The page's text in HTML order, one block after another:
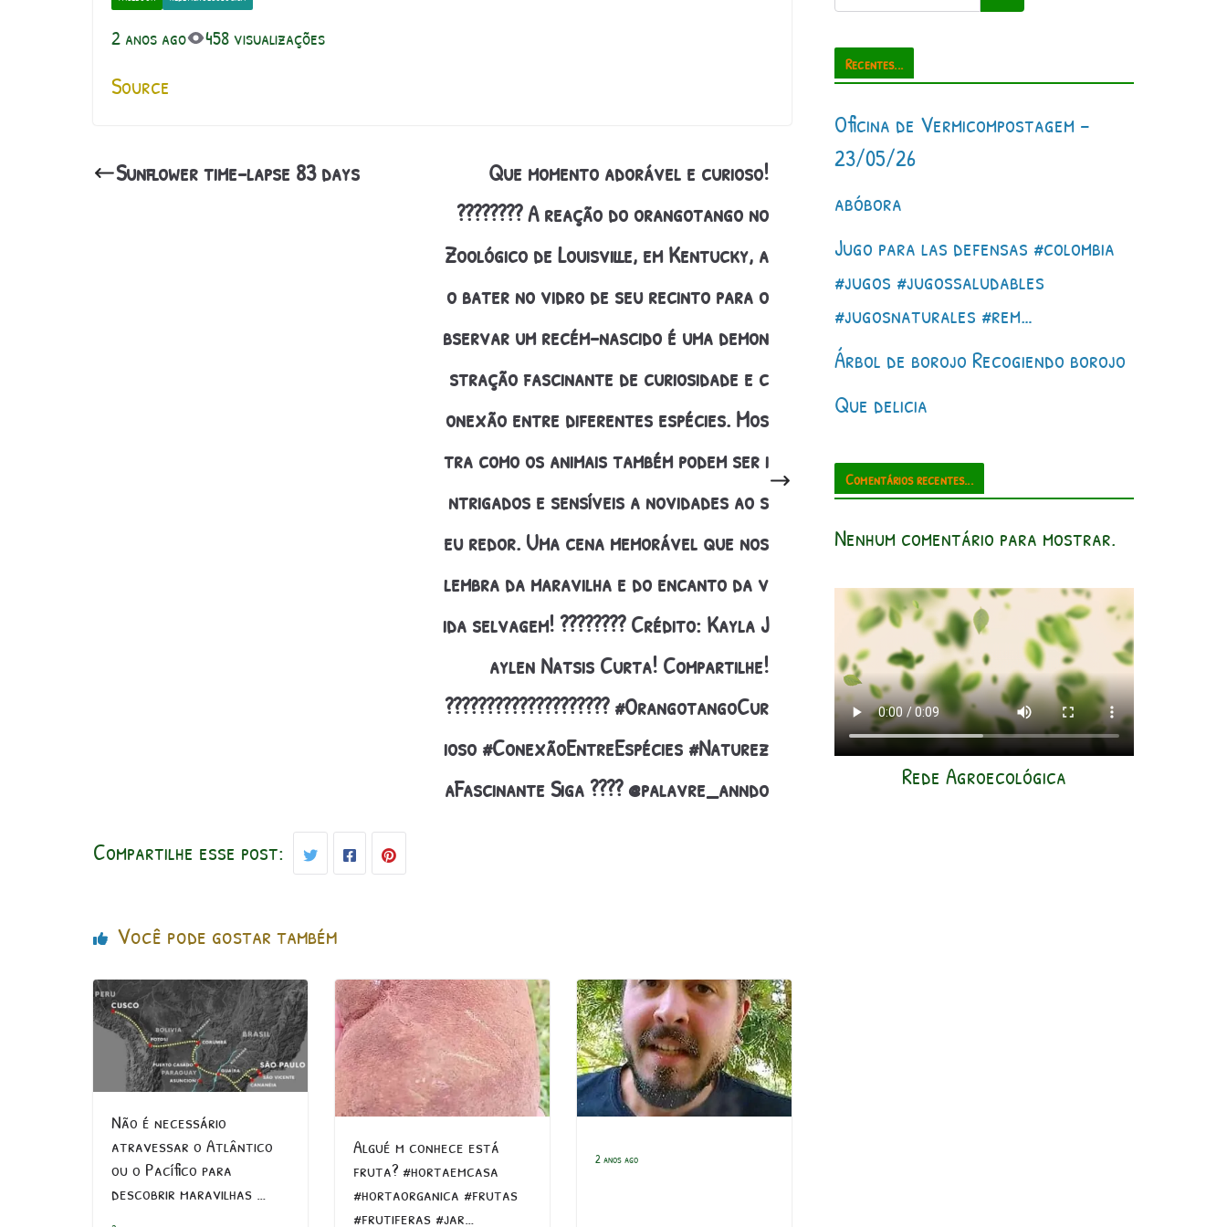
2 anos ago 458 visualizações
Source
Sunflower time-lapse 83 days
Que momento adorável e curioso!
???????? A reação do orangotango no
Zoológico de Louisville, em Kentucky, a
o bater no vidro de seu recinto para o
bservar um recém-nascido é uma demon
stração fascinante de curiosidade e c
onexão entre diferentes espécies. Mos
tra como os animais também podem ser i
ntrigados e sensíveis a novidades ao s
eu redor. Uma cena memorável que nos
lembra da maravilha e do encanto da v
ida selvagem! ???????? Crédito: Kayla J
aylen Natsis Curta! Compartilhe!
????????‍????????‍???? #OrangotangoCur
ioso #ConexãoEntreEspécies #Naturez
aFascinante Siga ???? @palavre_anndo
Compartilhe esse post:
Você pode gostar também
Não é necessário
atravessar o Atlântico
ou o Pacífico para
descobrir maravilhas …
Algué m conhece está
fruta? #hortaemcasa
#hortaorganica #frutas
#frutiferas #jar…
2 anos ago
Recentes...
Oficina de Vermicompostagem –
23/05/26
abóbora
Jugo para las defensas #colombia
#jugos #jugossaludables
#jugosnaturales #rem…
Árbol de borojo Recogiendo borojo
Que delicia
Comentários recentes...
Nenhum comentário para mostrar.
Rede Agroecológica